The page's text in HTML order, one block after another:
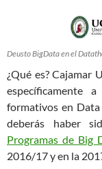
Deusto BigData en el
¿Qué es? Cajamar
específicamente
formativos en Data
deberás haber
Programas de Big
2016/17 y en la